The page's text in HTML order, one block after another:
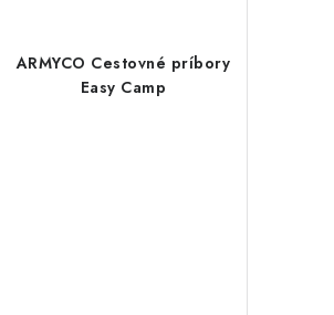
ARMYCO Cestovné príbory
Easy Camp